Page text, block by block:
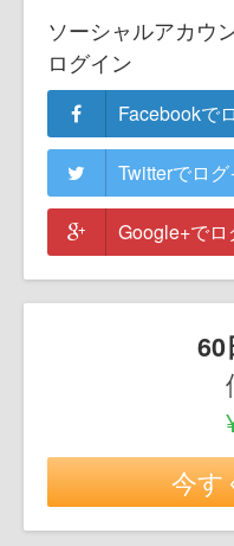
ソーシャルアカウ
ログイン
Facebookで
Twitterでロ
Google+でロ
60
今す